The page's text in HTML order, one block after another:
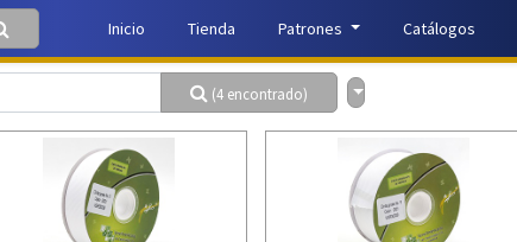
Inicio Tienda Patrones Catálogos
(4 encontrado)